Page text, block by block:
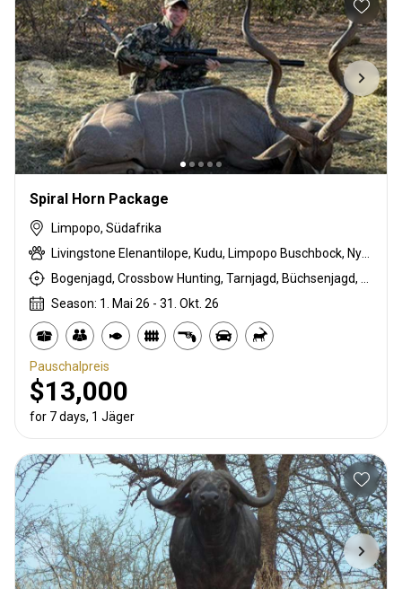
Spiral Horn Package
Limpopo, Südafrika
Livingstone Elenantilope, Kudu, Limpopo Buschbock, Nyala Antilope
Bogenjagd, Crossbow Hunting, Tarnjagd, Büchsenjagd, Pirschjagd
Season: 1. Mai 26 - 31. Okt. 26
Pauschalpreis
$13,000
for 7 days, 1 Jäger